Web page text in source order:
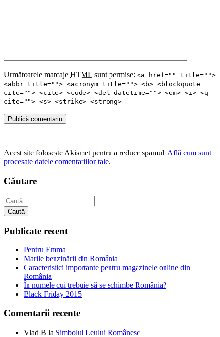
Următoarele marcaje HTML sunt permise: <a href="" title="">
<abbr title=""> <acronym title=""> <b> <blockquote
cite=""> <cite> <code> <del datetime=""> <em> <i> <q
cite=""> <s> <strike> <strong>
Publică comentariu
Acest site folosește Akismet pentru a reduce spamul. Află cum sunt
procesate datele comentariilor tale.
Căutare
Caută
Publicate recent
Pentru Emma
Marile benzinării din România
Caracteristici importante pentru magazinele online din
România
În numele cui trebuie să se schimbe România?
Black Friday 2015
Comentarii recente
Vlad B la Simbolul Leului Românesc